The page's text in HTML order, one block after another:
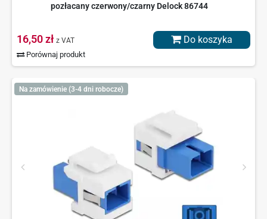
pozłacany czerwony/czarny Delock 86744
16,50 zł z VAT
Porównaj produkt
Do koszyka
Na zamówienie (3-4 dni robocze)